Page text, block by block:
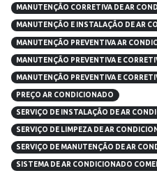
MANUTENÇÃO CORRETIVA DE AR
MANUTENÇÃO E INSTALAÇÃO DE AR
MANUTENÇÃO PREVENTIVA AR
MANUTENÇÃO PREVENTIVA E
MANUTENÇÃO PREVENTIVA E
PREÇO AR CONDICIONADO
SERVIÇO DE INSTALAÇÃO DE AR
SERVIÇO DE LIMPEZA DE AR
SERVIÇO DE MANUTENÇÃO DE AR
SISTEMA DE AR CONDICIONADO